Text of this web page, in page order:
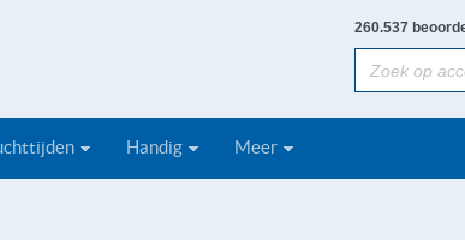
260.537
Handig Meer